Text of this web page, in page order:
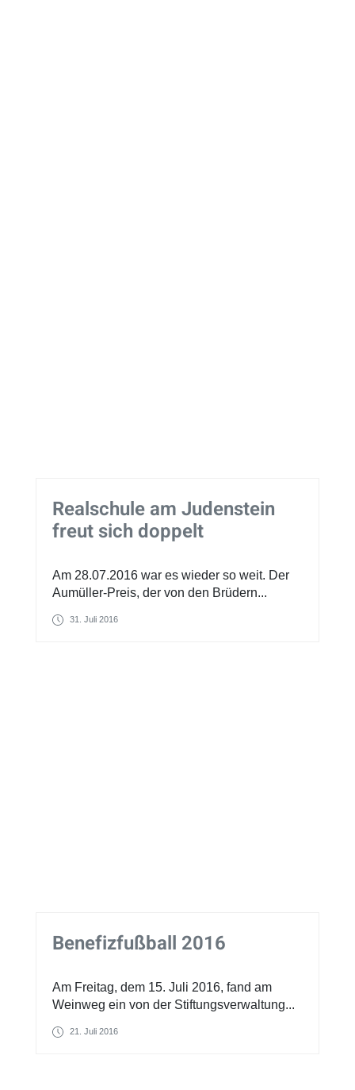
Realschule am Judenstein
freut sich doppelt
Am 28.07.2016 war es wieder so weit. Der
Aumüller-Preis, der von den Brüdern...
31. Juli 2016
Benefizfußball 2016
Am Freitag, dem 15. Juli 2016, fand am
Weinweg ein von der Stiftungsverwaltung...
21. Juli 2016